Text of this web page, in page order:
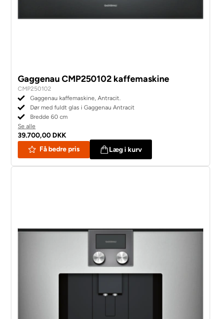
Gaggenau CMP250102 kaffemaskine
CMP250102
Gaggenau kaffemaskine, Antracit.
Dør med fuldt glas i Gaggenau Antracit
Bredde 60 cm
Se alle
39.700,00 DKK
Få bedre pris
Læg i kurv